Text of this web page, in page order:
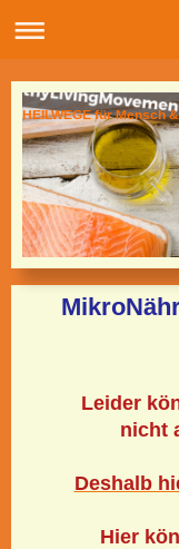
HEILWEGE für Mensch
Leider
nicht
Deshalb
Hier